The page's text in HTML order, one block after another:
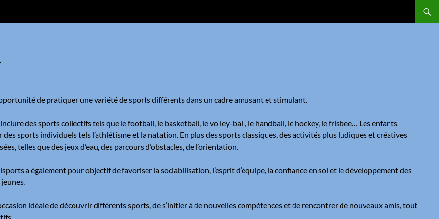
de pratiquer une variété de sports différents dans un cadre amusant et stimulant.
des sports collectifs tels que le football, le basketball, le volley-ball, le handball, le hockey, le frisbee… Les enfants
sports individuels tels l’athlétisme et la natation. En plus des sports classiques, des activités plus ludiques et créatives
telles que des jeux d’eau, des parcours d’obstacles, de l’orientation.
a également pour objectif de favoriser la sociabilisation, l’esprit d’équipe, la confiance en soi et le développement des
idéale de découvrir différents sports, de s’initier à de nouvelles compétences et de rencontrer de nouveaux amis, tout